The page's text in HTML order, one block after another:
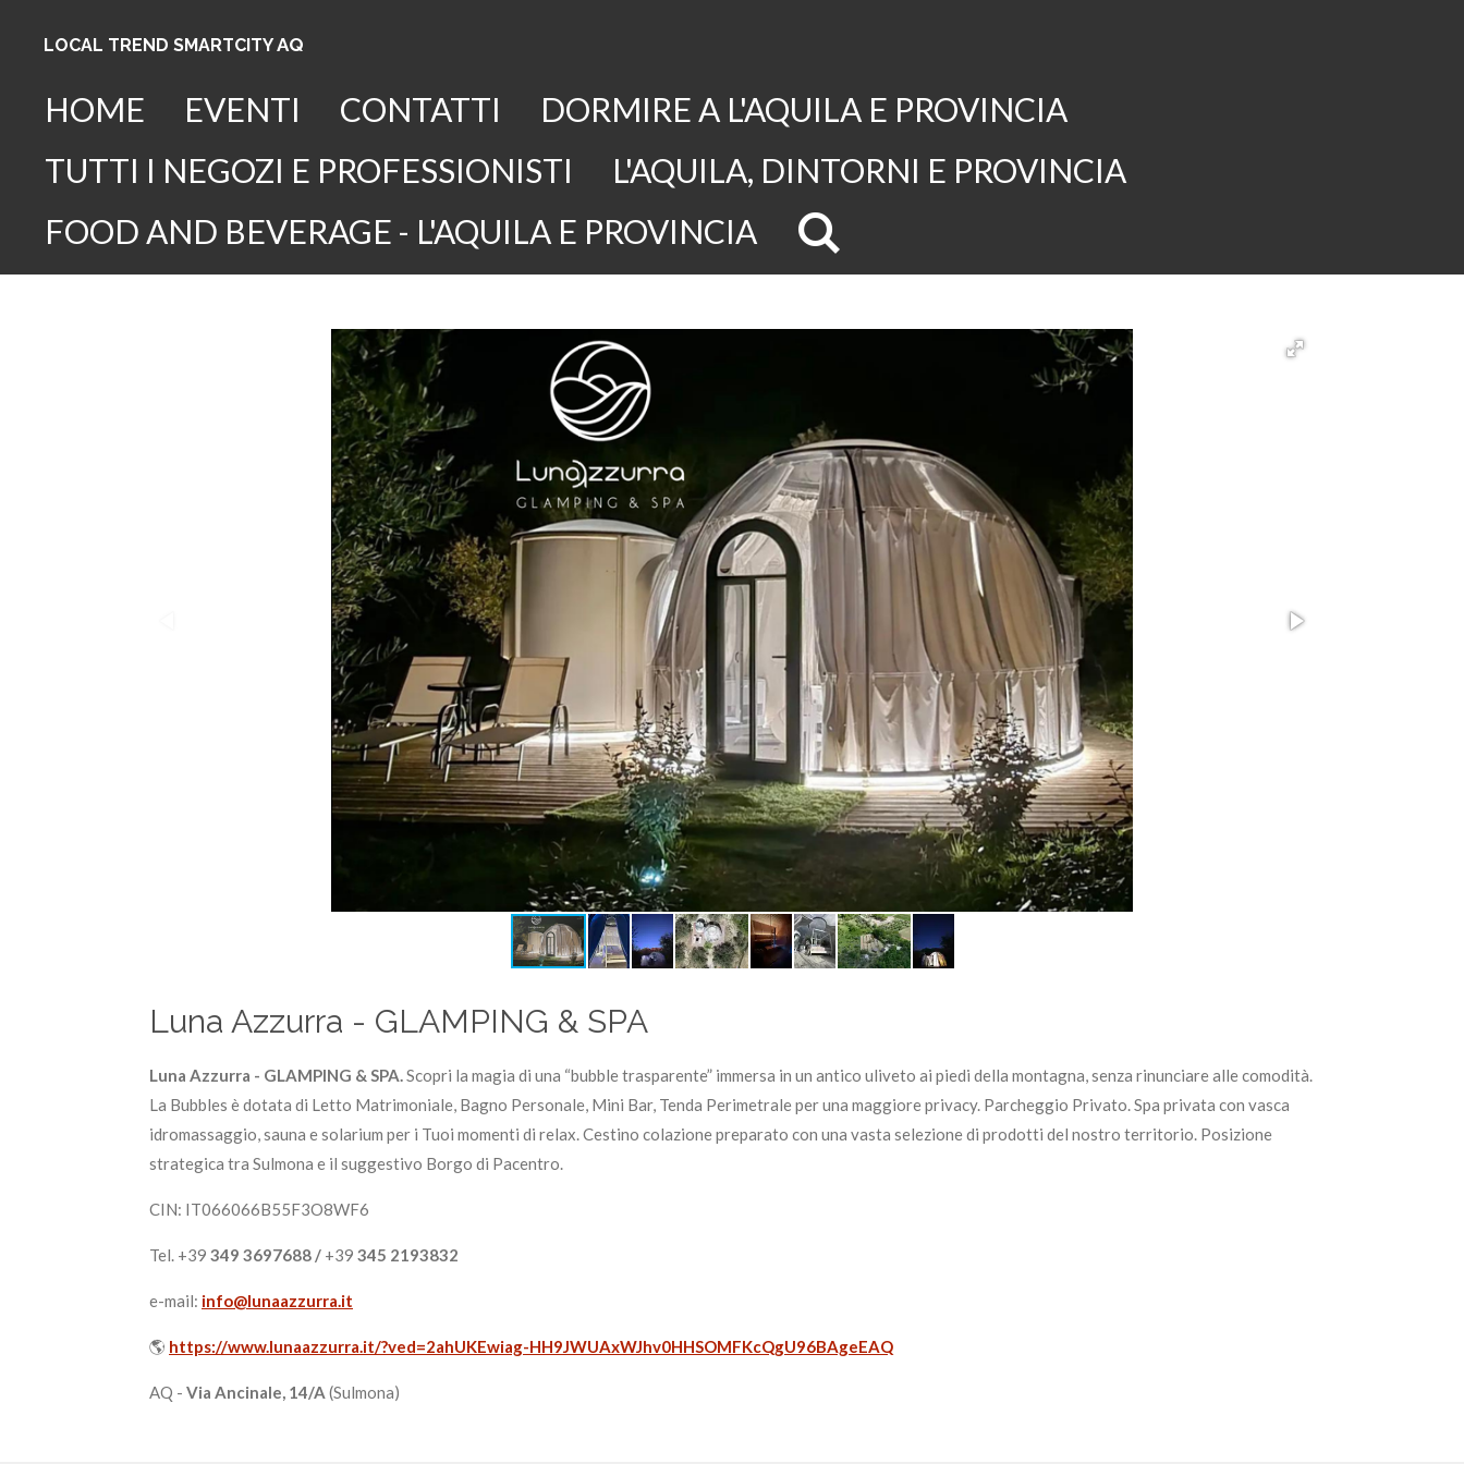
principale
LOCAL TREND SMARTCITYAQ
HOME EVENTI CONTATTI
DORMIRE A L'AQUILA E PROVINCIA
TUTTI I NEGOZI E PROFESSIONISTI
L'AQUILA, DINTORNI E PROVINCIA
FOOD AND BEVERAGE - L'AQUILA E PROVINCIA
Luna Azzurra - GLAMPING & SPA
Luna Azzurra - GLAMPING & SPA.Scopri la magia di una “bubble trasparente” immersa in un antico uliveto ai piedi della montagna, senza rinunciare alle comodità.
La Bubbles è dotata di Letto Matrimoniale, Bagno Personale, Mini Bar, Tenda Perimetrale per una maggiore privacy. Parcheggio Privato. Spa privata con vasca
idromassaggio, sauna e solarium per i Tuoi momenti di relax. Cestino colazione preparato con una vasta selezione di prodotti del nostro territorio. Posizione
strategica tra Sulmona e il suggestivo Borgo di Pacentro.
CIN: IT066066B55F3O8WF6
Tel. +39 349 3697688 / +39 345 2193832
e-mail: info@lunaazzurra.it
🌎 https://www.lunaazzurra.it/?ved=2ahUKEwiag-HH9JWUAxWJhv0HHSOMFKcQgU96BAgeEAQ
AQ - Via Ancinale, 14/A (Sulmona)